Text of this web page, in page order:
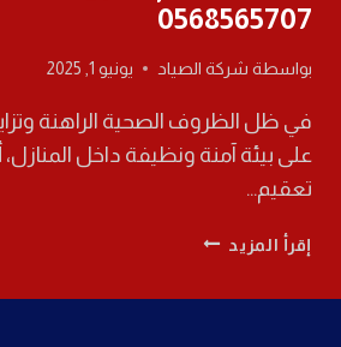
0568565707
بواسطة شركة الصياد يونيو 1, 2025
في ظل الظروف الصحية الراهنة
على بيئة آمنة ونظيفة داخل
تعقيم…
إقرأ المزيد شركة